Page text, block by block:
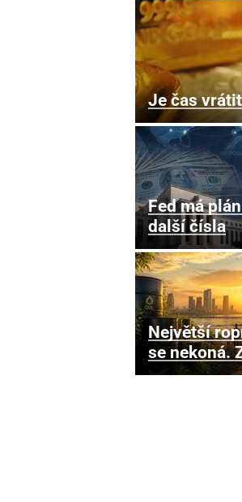
Je čas
Fed má
další čísla
Největší
se nekoná.